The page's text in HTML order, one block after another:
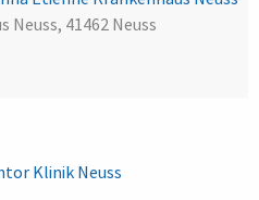
41462 Neuss
Klinik Neuss